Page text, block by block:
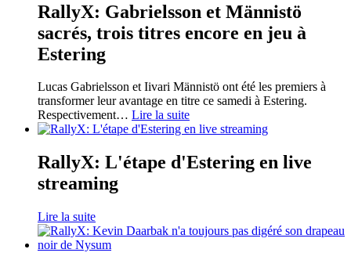
RallyX: Gabrielsson et Männistö
sacrés, trois titres encore en jeu à
Estering
Lucas Gabrielsson et Iivari Männistö ont été les premiers à
transformer leur avantage en titre ce samedi à Estering.
Respectivement… Lire la suite
RallyX: L'étape d'Estering en live
streaming
Lire la suite